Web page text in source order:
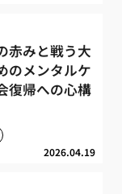
赤みと戦う大
のメンタルケ
復帰への心構
2026.04.19